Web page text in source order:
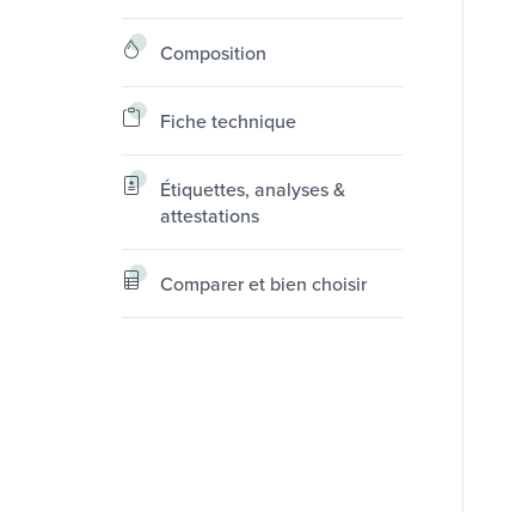
Composition
Fiche technique
Étiquettes, analyses &
attestations
Comparer et bien choisir